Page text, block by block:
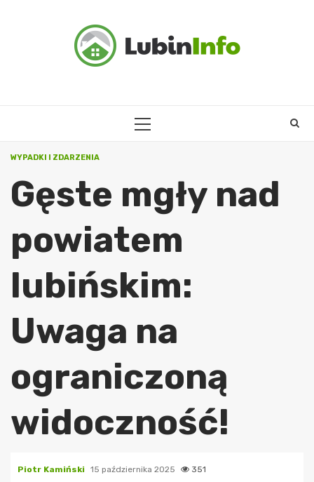
PRIMARY
WYPADKI I ZDARZENIA
Gęste mgły nad
powiatem
lubińskim:
Uwaga na
ograniczoną
widoczność!
Piotr Kamiński 15 października 2025 351